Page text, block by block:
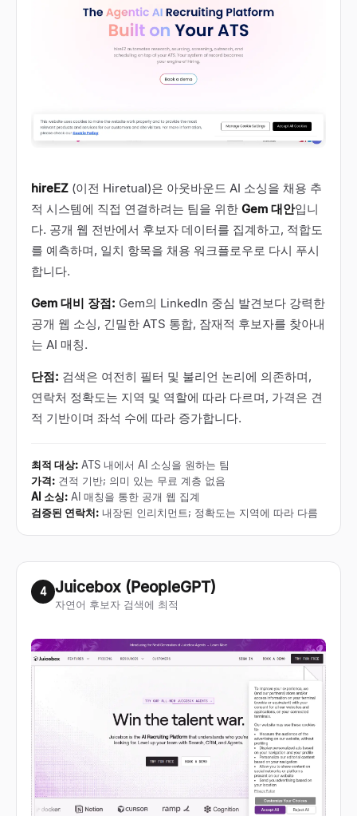
hireEZ (이전 Hiretual)은 아웃바운드 AI 소싱을 채용 추
적 시스템에 직접 연결하려는 팀을 위한 Gem 대안입니
다. 공개 웹 전반에서 후보자 데이터를 집계하고, 적합도
를 예측하며, 일치 항목을 채용 워크플로우로 다시 푸시
합니다.
Gem 대비 장점: Gem의 LinkedIn 중심 발견보다 강력한
공개 웹 소싱, 긴밀한 ATS 통합, 잠재적 후보자를 찾아내
는 AI 매칭.
단점: 검색은 여전히 필터 및 불리언 논리에 의존하며,
연락처 정확도는 지역 및 역할에 따라 다르며, 가격은 견
적 기반이며 좌석 수에 따라 증가합니다.
최적 대상: ATS 내에서 AI 소싱을 원하는 팀
가격: 견적 기반; 의미 있는 무료 계층 없음
AI 소싱: AI 매칭을 통한 공개 웹 집계
검증된 연락처: 내장된 인리치먼트; 정확도는 지역에 따라 다름
4 Juicebox (PeopleGPT)
자연어 후보자 검색에 최적